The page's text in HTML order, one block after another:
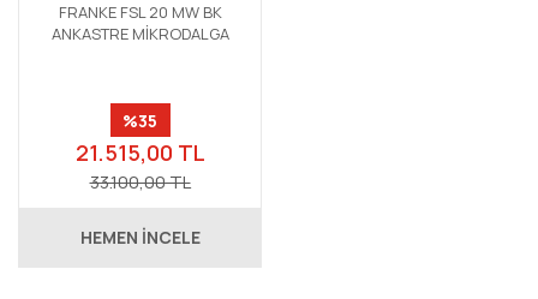
FRANKE FSL 20 MW BK
ANKASTRE MİKRODALGA
%35
21.515,00 TL
33.100,00 TL
HEMEN İNCELE